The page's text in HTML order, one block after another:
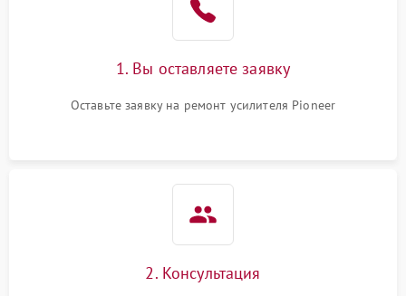
1. Вы оставляете заявку
Оставьте заявку на ремонт усилителя Pioneer
2. Консультация